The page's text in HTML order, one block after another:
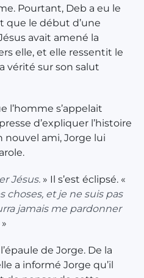
Pourtant, Deb a eu le
que le début d’une
avait amené la
elle, et elle ressentit le
vérité sur son salut
l’homme s’appelait
d’expliquer l’histoire
nouvel ami, Jorge lui
Jésus. » Il s’est éclipsé. «
choses, et je ne suis pas
jamais me pardonner
»
de Jorge. De la
a informé Jorge qu’il